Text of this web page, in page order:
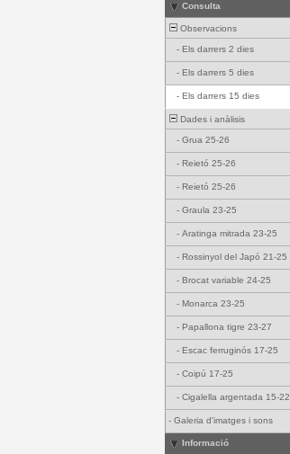
Consulta
Observacions
- Els darrers 2 dies
- Els darrers 5 dies
- Els darrers 15 dies
Dades i anàlisis
- Grua 25-26
- Reietó 25-26
- Reietó 25-26
- Graula 23-25
- Aratinga mitrada 23-25
- Rossinyol del Japó 21-25
- Brocat variable 24-25
- Monarca 23-25
- Papallona tigre 23-27
- Escac ferruginós 17-25
- Coipú 17-25
- Cigalella argentada 15-22
- Galeria d'imatges i sons
Informació